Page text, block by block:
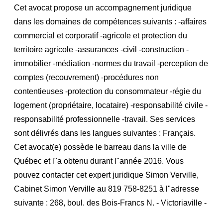
Cet avocat propose un accompagnement juridique
dans les domaines de compétences suivants : -affaires
commercial et corporatif -agricole et protection du
territoire agricole -assurances -civil -construction -
immobilier -médiation -normes du travail -perception de
comptes (recouvrement) -procédures non
contentieuses -protection du consommateur -régie du
logement (propriétaire, locataire) -responsabilité civile -
responsabilité professionnelle -travail. Ses services
sont délivrés dans les langues suivantes : Français.
Cet avocat(e) possède le barreau dans la ville de
Québec et l"a obtenu durant l"année 2016. Vous
pouvez contacter cet expert juridique Simon Verville,
Cabinet Simon Verville au 819 758-8251 à l"adresse
suivante : 268, boul. des Bois-Francs N. - Victoriaville -